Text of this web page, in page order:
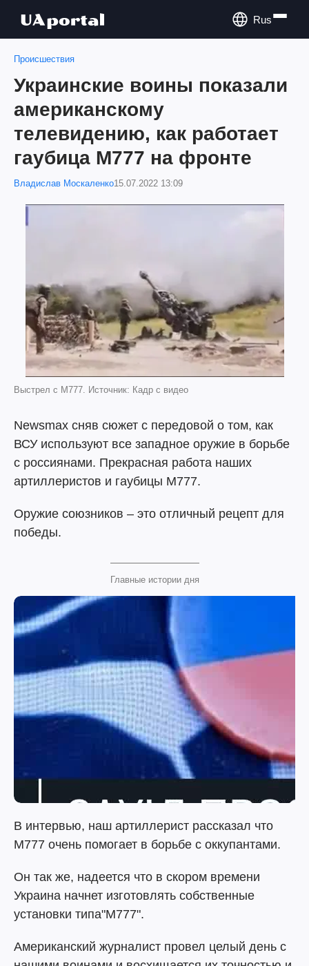
Rus
Происшествия
Украинские воины показали
американскому
телевидению, как работает
гаубица М777 на фронте
Владислав Москаленко15.07.2022 13:09
Выстрел с М777. Источник: Кадр с видео
Newsmax сняв сюжет с передовой о том, как
ВСУ используют все западное оружие в борьбе
с россиянами. Прекрасная работа наших
артиллеристов и гаубицы М777.
Оружие союзников – это отличный рецепт для
победы.
Главные истории дня
В интервью, наш артиллерист рассказал что
М777 очень помогает в борьбе с оккупантами.
Он так же, надеется что в скором времени
Украина начнет изготовлять собственные
установки типа"M777".
Американский журналист провел целый день с